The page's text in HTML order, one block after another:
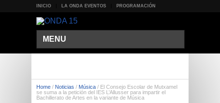
INICIO LA ONDA EVENTOS PROGRAMACIÓN
MENU
Home / Noticias / Música / El Consejo Escolar de Mutxamel
se suma a la petición del IES L’Allusser para impartir el
Bachillerato de Artes en la variante de Música